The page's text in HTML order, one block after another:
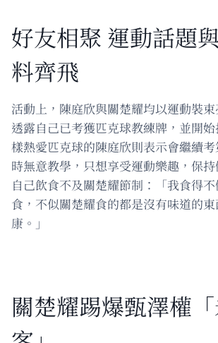
好友相聚 運動話題
料齊飛
活動上，陳庭欣與關楚耀均以運動裝
透露自己已考獲匹克球教練牌，並開
樣熱愛匹克球的陳庭欣則表示會繼續
時無意教學，只想享受運動樂趣，保
自己飲食不及關楚耀節制：「我食得
食，不似關楚耀食的都是沒有味道的
康。」
關楚耀踢爆甄澤權